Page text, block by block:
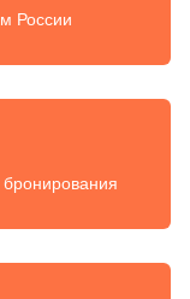
России